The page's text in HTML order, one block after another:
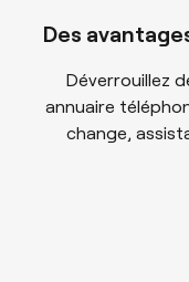
Des
Déverrouillez
annuaire
change,